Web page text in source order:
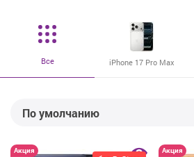
Все iPhone 17 Pro Max
По умолчанию
От дешевых к дорогим
Акция
Акция